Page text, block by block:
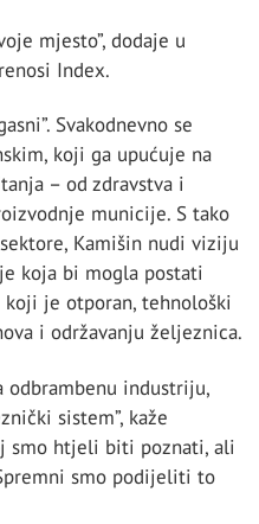
mjesto”, dodaje u
Index.
Svakodnevno se
koji ga upućuje na
– od zdravstva i
municije. S tako
Kamišin nudi viziju
koja bi mogla postati
je otporan, tehnološki
i održavanju željeznica.
odbrambenu industriju,
sistem”, kaže
smo htjeli biti poznati, ali
smo podijeliti to